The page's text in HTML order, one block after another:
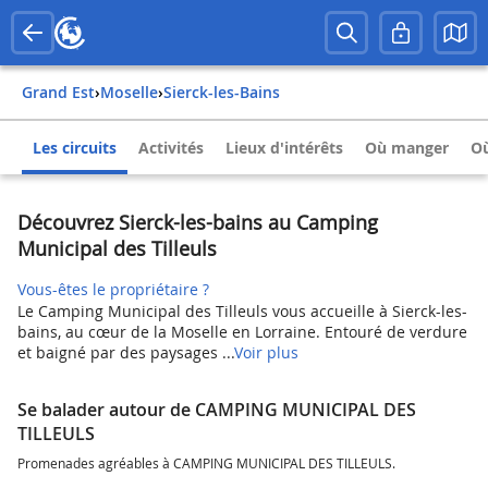
Grand Est› Moselle› Sierck-les-Bains
Les circuits Activités Lieux d'intérêts Où manger
Découvrez Sierck-les-bains au Camping
Municipal des Tilleuls
Vous-êtes le propriétaire ?
Le Camping Municipal des Tilleuls vous accueille à Sierck-les-
bains, au cœur de la Moselle en Lorraine. Entouré de verdure
et baigné par des paysages ...Voir plus
Se balader autour de CAMPING MUNICIPAL DES
TILLEULS
Promenades agréables à CAMPING MUNICIPAL DES TILLEULS.